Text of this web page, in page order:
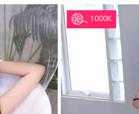
1000K